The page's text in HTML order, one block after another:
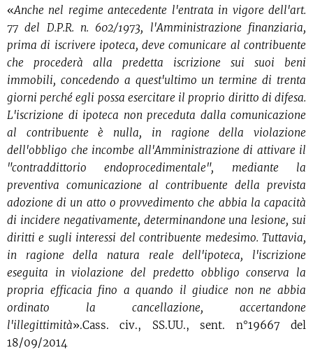
«Anche nel regime antecedente l'entrata in vigore dell'art.
77 del D.P.R. n. 602/1973, l'Amministrazione finanziaria,
prima di iscrivere ipoteca, deve comunicare al contribuente
che procederà alla predetta iscrizione sui suoi beni
immobili, concedendo a quest'ultimo un termine di trenta
giorni perché egli possa esercitare il proprio diritto di difesa.
L'iscrizione di ipoteca non preceduta dalla comunicazione
al contribuente è nulla, in ragione della violazione
dell'obbligo che incombe all'Amministrazione di attivare il
"contraddittorio endoprocedimentale", mediante la
preventiva comunicazione al contribuente della prevista
adozione di un atto o provvedimento che abbia la capacità
di incidere negativamente, determinandone una lesione, sui
diritti e sugli interessi del contribuente medesimo. Tuttavia,
in ragione della natura reale dell'ipoteca, l'iscrizione
eseguita in violazione del predetto obbligo conserva la
propria efficacia fino a quando il giudice non ne abbia
ordinato la cancellazione, accertandone
l'illegittimità».Cass. civ., SS.UU., sent. n°19667 del
18/09/2014